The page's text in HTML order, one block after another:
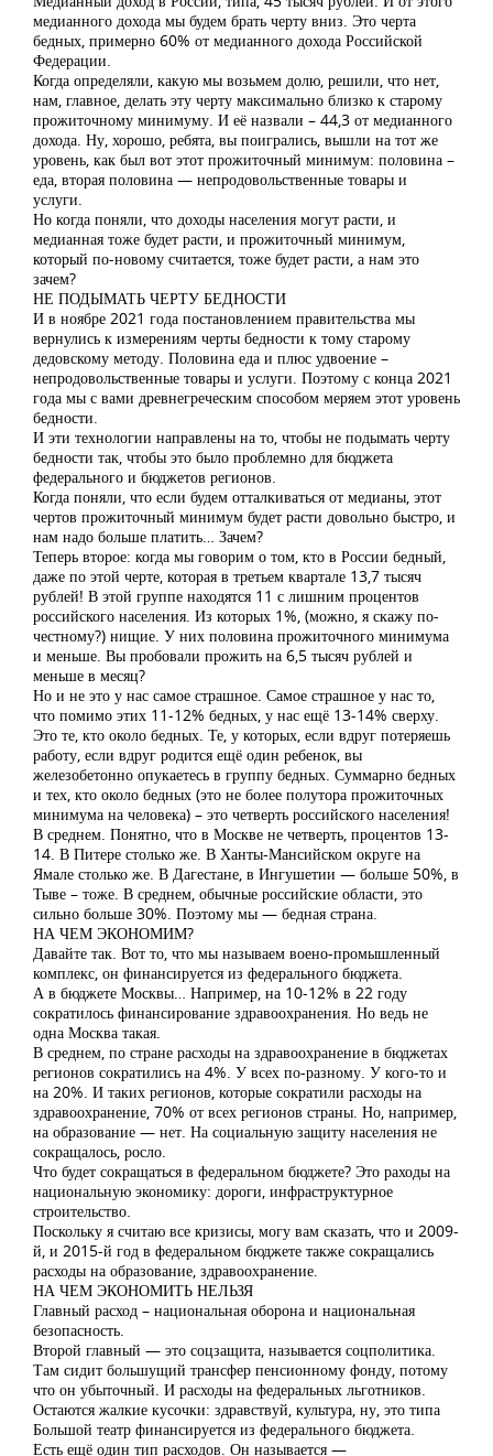
медианного дохода мы будем брать черту вниз. Это черта
бедных, примерно 60% от медианного дохода Российской
Федерации.
Когда определяли, какую мы возьмем долю, решили, что нет,
нам, главное, делать эту черту максимально близко к старому
прожиточному минимуму. И её назвали – 44,3 от медианного
дохода. Ну, хорошо, ребята, вы поигрались, вышли на тот же
уровень, как был вот этот прожиточный минимум: половина –
еда, вторая половина — непродовольственные товары и
услуги.
Но когда поняли, что доходы населения могут расти, и
медианная тоже будет расти, и прожиточный минимум,
который по-новому считается, тоже будет расти, а нам это
зачем?
НЕ ПОДЫМАТЬ ЧЕРТУ БЕДНОСТИ
И в ноябре 2021 года постановлением правительства мы
вернулись к измерениям черты бедности к тому старому
дедовскому методу. Половина еда и плюс удвоение –
непродовольственные товары и услуги. Поэтому с конца 2021
года мы с вами древнегреческим способом меряем этот уровень
бедности.
И эти технологии направлены на то, чтобы не подымать черту
бедности так, чтобы это было проблемно для бюджета
федерального и бюджетов регионов.
Когда поняли, что если будем отталкиваться от медианы, этот
чертов прожиточный минимум будет расти довольно быстро, и
нам надо больше платить… Зачем?
Теперь второе: когда мы говорим о том, кто в России бедный,
даже по этой черте, которая в третьем квартале 13,7 тысяч
рублей! В этой группе находятся 11 с лишним процентов
российского населения. Из которых 1%, (можно, я скажу по-
честному?) нищие. У них половина прожиточного минимума
и меньше. Вы пробовали прожить на 6,5 тысяч рублей и
меньше в месяц?
Но и не это у нас самое страшное. Самое страшное у нас то,
что помимо этих 11-12% бедных, у нас ещё 13-14% сверху.
Это те, кто около бедных. Те, у которых, если вдруг потеряешь
работу, если вдруг родится ещё один ребенок, вы
железобетонно опукаетесь в группу бедных. Суммарно бедных
и тех, кто около бедных (это не более полутора прожиточных
минимума на человека) – это четверть российского населения!
В среднем. Понятно, что в Москве не четверть, процентов 13-
14. В Питере столько же. В Ханты-Мансийском округе на
Ямале столько же. В Дагестане, в Ингушетии — больше 50%, в
Тыве – тоже. В среднем, обычные российские области, это
сильно больше 30%. Поэтому мы — бедная страна.
НА ЧЕМ ЭКОНОМИМ?
Давайте так. Вот то, что мы называем воено-промышленный
комплекс, он финансируется из федерального бюджета.
А в бюджете Москвы… Например, на 10-12% в 22 году
сократилось финансирование здравоохранения. Но ведь не
одна Москва такая.
В среднем, по стране расходы на здравоохранение в бюджетах
регионов сократились на 4%. У всех по-разному. У кого-то и
на 20%. И таких регионов, которые сократили расходы на
здравоохранение, 70% от всех регионов страны. Но, например,
на образование — нет. На социальную защиту населения не
сокращалось, росло.
Что будет сокращаться в федеральном бюджете? Это раходы на
национальную экономику: дороги, инфраструктурное
строительство.
Поскольку я считаю все кризисы, могу вам сказать, что и 2009-
й, и 2015-й год в федеральном бюджете также сокращались
расходы на образование, здравоохранение.
НА ЧЕМ ЭКОНОМИТЬ НЕЛЬЗЯ
Главный расход – национальная оборона и национальная
безопасность.
Второй главный — это соцзащита, называется соцполитика.
Там сидит большущий трансфер пенсионному фонду, потому
что он убыточный. И расходы на федеральных льготников.
Остаются жалкие кусочки: здравствуй, культура, ну, это типа
Большой театр финансируется из федерального бюджета.
Есть ещё один тип расходов. Он называется —